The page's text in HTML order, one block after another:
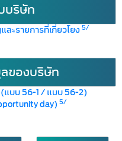
บริษัท
ะรายการที่เกี่ยวโยง5/
ของบริษัท
แบบ 56-1 / แบบ 56-2)
day) 5/